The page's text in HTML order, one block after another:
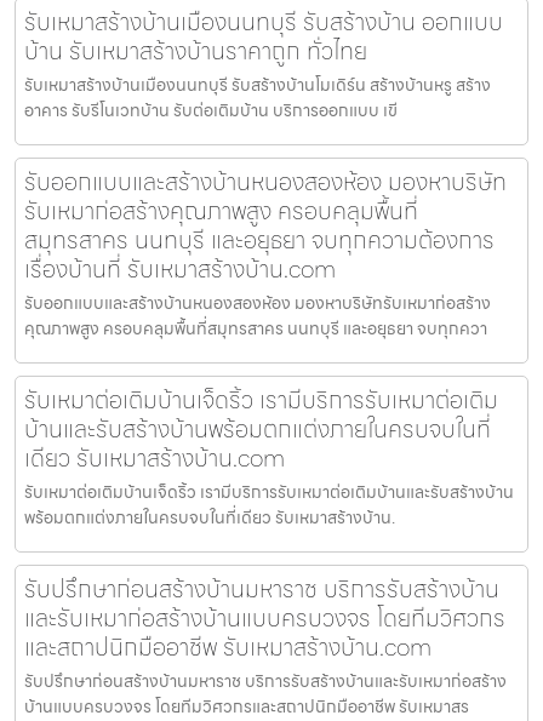
รับเหมาสร้างบ้านเมืองนนทบุรี รับสร้างบ้าน ออกแบบ
บ้าน รับเหมาสร้างบ้านราคาถูก ทั่วไทย
รับเหมาสร้างบ้านเมืองนนทบุรี รับสร้างบ้านโมเดิร์น สร้างบ้านหรู สร้าง
อาคาร รับรีโนเวทบ้าน รับต่อเติมบ้าน บริการออกแบบ เขี
รับออกแบบและสร้างบ้านหนองสองห้อง มองหาบริษัท
รับเหมาก่อสร้างคุณภาพสูง ครอบคลุมพื้นที่
สมุทรสาคร นนทบุรี และอยุธยา จบทุกความต้องการ
เรื่องบ้านที่ รับเหมาสร้างบ้าน.com
รับออกแบบและสร้างบ้านหนองสองห้อง มองหาบริษัทรับเหมาก่อสร้าง
คุณภาพสูง ครอบคลุมพื้นที่สมุทรสาคร นนทบุรี และอยุธยา จบทุกควา
รับเหมาต่อเติมบ้านเจ็ดริ้ว เรามีบริการรับเหมาต่อเติม
บ้านและรับสร้างบ้านพร้อมตกแต่งภายในครบจบในที่
เดียว รับเหมาสร้างบ้าน.com
รับเหมาต่อเติมบ้านเจ็ดริ้ว เรามีบริการรับเหมาต่อเติมบ้านและรับสร้างบ้าน
พร้อมตกแต่งภายในครบจบในที่เดียว รับเหมาสร้างบ้าน.
รับปรึกษาก่อนสร้างบ้านมหาราช บริการรับสร้างบ้าน
และรับเหมาก่อสร้างบ้านแบบครบวงจร โดยทีมวิศวกร
และสถาปนิกมืออาชีพ รับเหมาสร้างบ้าน.com
รับปรึกษาก่อนสร้างบ้านมหาราช บริการรับสร้างบ้านและรับเหมาก่อสร้าง
บ้านแบบครบวงจร โดยทีมวิศวกรและสถาปนิกมืออาชีพ รับเหมาสร